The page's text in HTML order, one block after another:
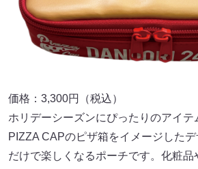
価格：3,300円（税込）
ホリデーシーズンにぴったりのアイテ
PIZZA CAPのピザ箱をイメージした
だけで楽しくなるポーチです。化粧品